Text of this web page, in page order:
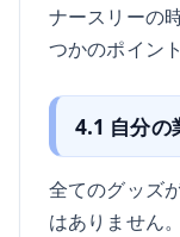
ナースリーの
つかのポイン
4.1 自分の
全てのグッズ
はありません